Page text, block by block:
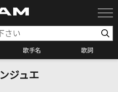
歌手名 歌詞
ケ検索
ジュエ